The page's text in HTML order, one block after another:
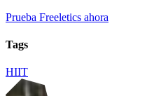
Prueba Freeletics ahora
Tags
HIIT